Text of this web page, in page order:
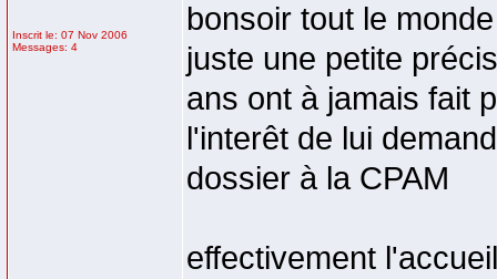
Inscrit le: 07 Nov 2006
Messages: 4
bonsoir tout le monde
juste une petite
ans ont à jamais fait
l'interêt de lui
dossier à la CPAM
effectivement